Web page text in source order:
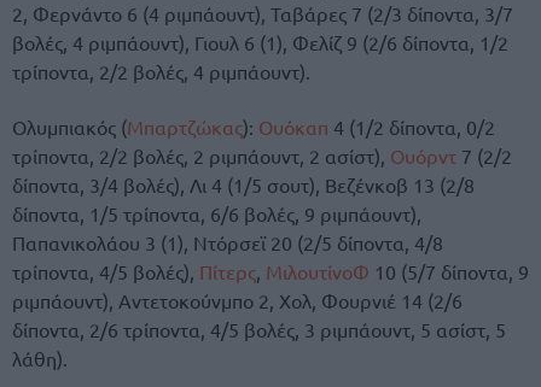
2, Φερνάντο 6 (4 ριμπάουντ), Ταβάρες 7 (2/3 δίποντα, 3/7
βολές, 4 ριμπάουντ), Γιουλ 6 (1), Φελίζ 9 (2/6 δίποντα, 1/2
τρίποντα, 2/2 βολές, 4 ριμπάουντ).
Ολυμπιακός (Μπαρτζώκας): Ουόκαπ 4 (1/2 δίποντα, 0/2
τρίποντα, 2/2 βολές, 2 ριμπάουντ, 2 ασίστ), Ουόρντ 7 (2/2
δίποντα, 3/4 βολές), Λι 4 (1/5 σουτ), Βεζένκοβ 13 (2/8
δίποντα, 1/5 τρίποντα, 6/6 βολές, 9 ριμπάουντ),
Παπανικολάου 3 (1), Ντόρσεϊ 20 (2/5 δίποντα, 4/8
τρίποντα, 4/5 βολές), Πίτερς, ΜιλουτίνοΦ 10 (5/7 δίποντα, 9
ριμπάουντ), Αντετοκούνμπο 2, Χολ, Φουρνιέ 14 (2/6
δίποντα, 2/6 τρίποντα, 4/5 βολές, 3 ριμπάουντ, 5 ασίστ, 5
λάθη).